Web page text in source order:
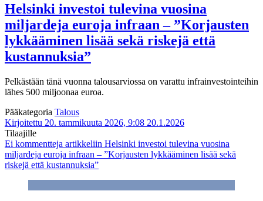
Helsinki investoi tulevina vuosina
miljardeja euroja infraan – ”Korjausten
lykkääminen lisää sekä riskejä että
kustannuksia”
Pelkästään tänä vuonna talousarviossa on varattu infrainvestointeihin
lähes 500 miljoonaa euroa.
Pääkategoria Talous
Kirjoitettu 20. tammikuuta 2026, 9:08 20.1.2026
Tilaajille
Ei kommentteja artikkeliin Helsinki investoi tulevina vuosina
miljardeja euroja infraan – ”Korjausten lykkääminen lisää sekä
riskejä että kustannuksia”